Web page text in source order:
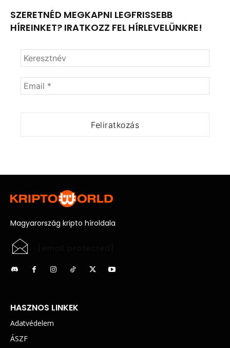
SZERETNÉD MEGKAPNI LEGFRISSEBB
HÍREINKET? IRATKOZZ FEL HÍRLEVELÜNKRE!
Magyarország kripto híroldala
HASZNOS LINKEK
Adatvédelem
ÁSZF